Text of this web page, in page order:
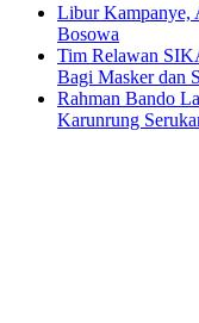
Libur Kampanye,
Bosowa
Tim Relawan
Bagi Masker dan
Rahman Bando
Karunrung